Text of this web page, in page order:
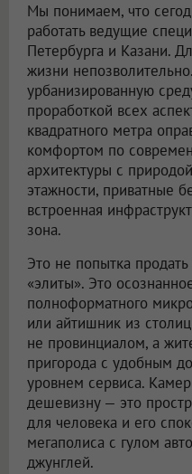
Мы понимаем, что
работать ведущие
Петербурга и Казани.
жизни
урбанизированную
проработкой всех
квадратного метра
комфортом по
архитектуры с
этажности, приватные
встроенная
зона.
Это не попытка
«элиты». Это
полноформатного
или айтишник из
не провинциалом, а
пригорода с удобным
уровнем сервиса.
дешевизну — это
для человека и его
мегаполиса с гулом
джунглей.